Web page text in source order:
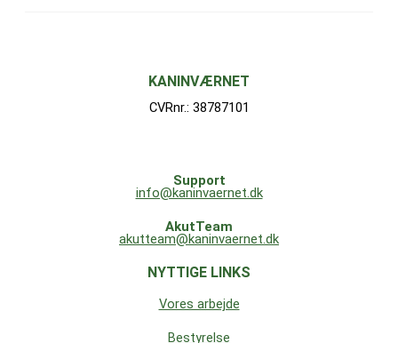
KANINVÆRNET
CVRnr.: 38787101
Support
info@kaninvaernet.dk
AkutTeam
akutteam@kaninvaernet.dk
NYTTIGE LINKS
Vores arbejde
Bestyrelse